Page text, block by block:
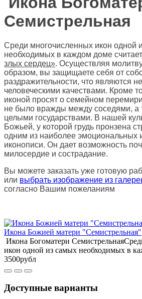
Семистрельная
Среди многочисленных икон одной
необходимых в каждом доме
злых сердец». Осуществляя
образом, вы защищаете себя от
раздражительности, что являются
человеческими качествами. Кроме
иконой просят о семейном
не было вражды между соседями, а
целыми государствами. В нашей
Божьей, у которой грудь пронзена
одним из наиболее эмоциональных
иконописи. Он дает возможность
милосердие и сострадание.
Вы можете заказать уже готовую
или выбрать изображение из
согласно Вашим пожеланиям
Икона Божией матери "Семистрельная"
Икона Богоматери
икон одной из самых необходимых в
3500рубл
Доступные варианты